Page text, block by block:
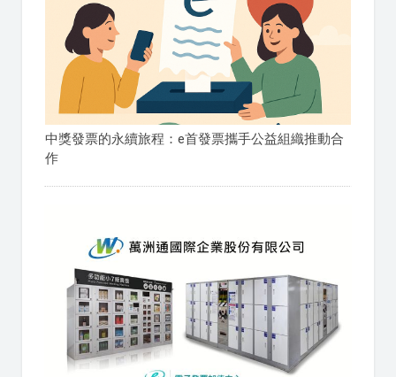
中獎發票的永續旅程：e首發票攜手公益組織推動合
作